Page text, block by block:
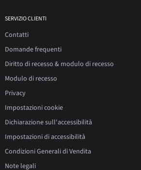
SERVIZIO CLIENTI
Contatti
Domande frequenti
Diritto di recesso & modulo di recesso
Modulo di recesso
Privacy
Impostazioni cookie
Dichiarazione sull'accessibilità
Impostazioni di accessibilità
Condizioni Generali di Vendita
Note legali